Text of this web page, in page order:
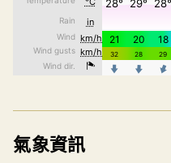
氣象資訊